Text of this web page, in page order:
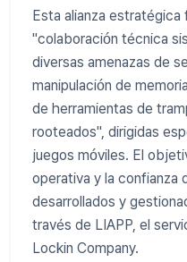
Esta alianza estratégica
"colaboración técnica
diversas amenazas de
manipulación de
de herramientas de
rooteados", dirigidas
juegos móviles. El
operativa y la confianza
desarrollados y
través de LIAPP, el
Lockin Company.